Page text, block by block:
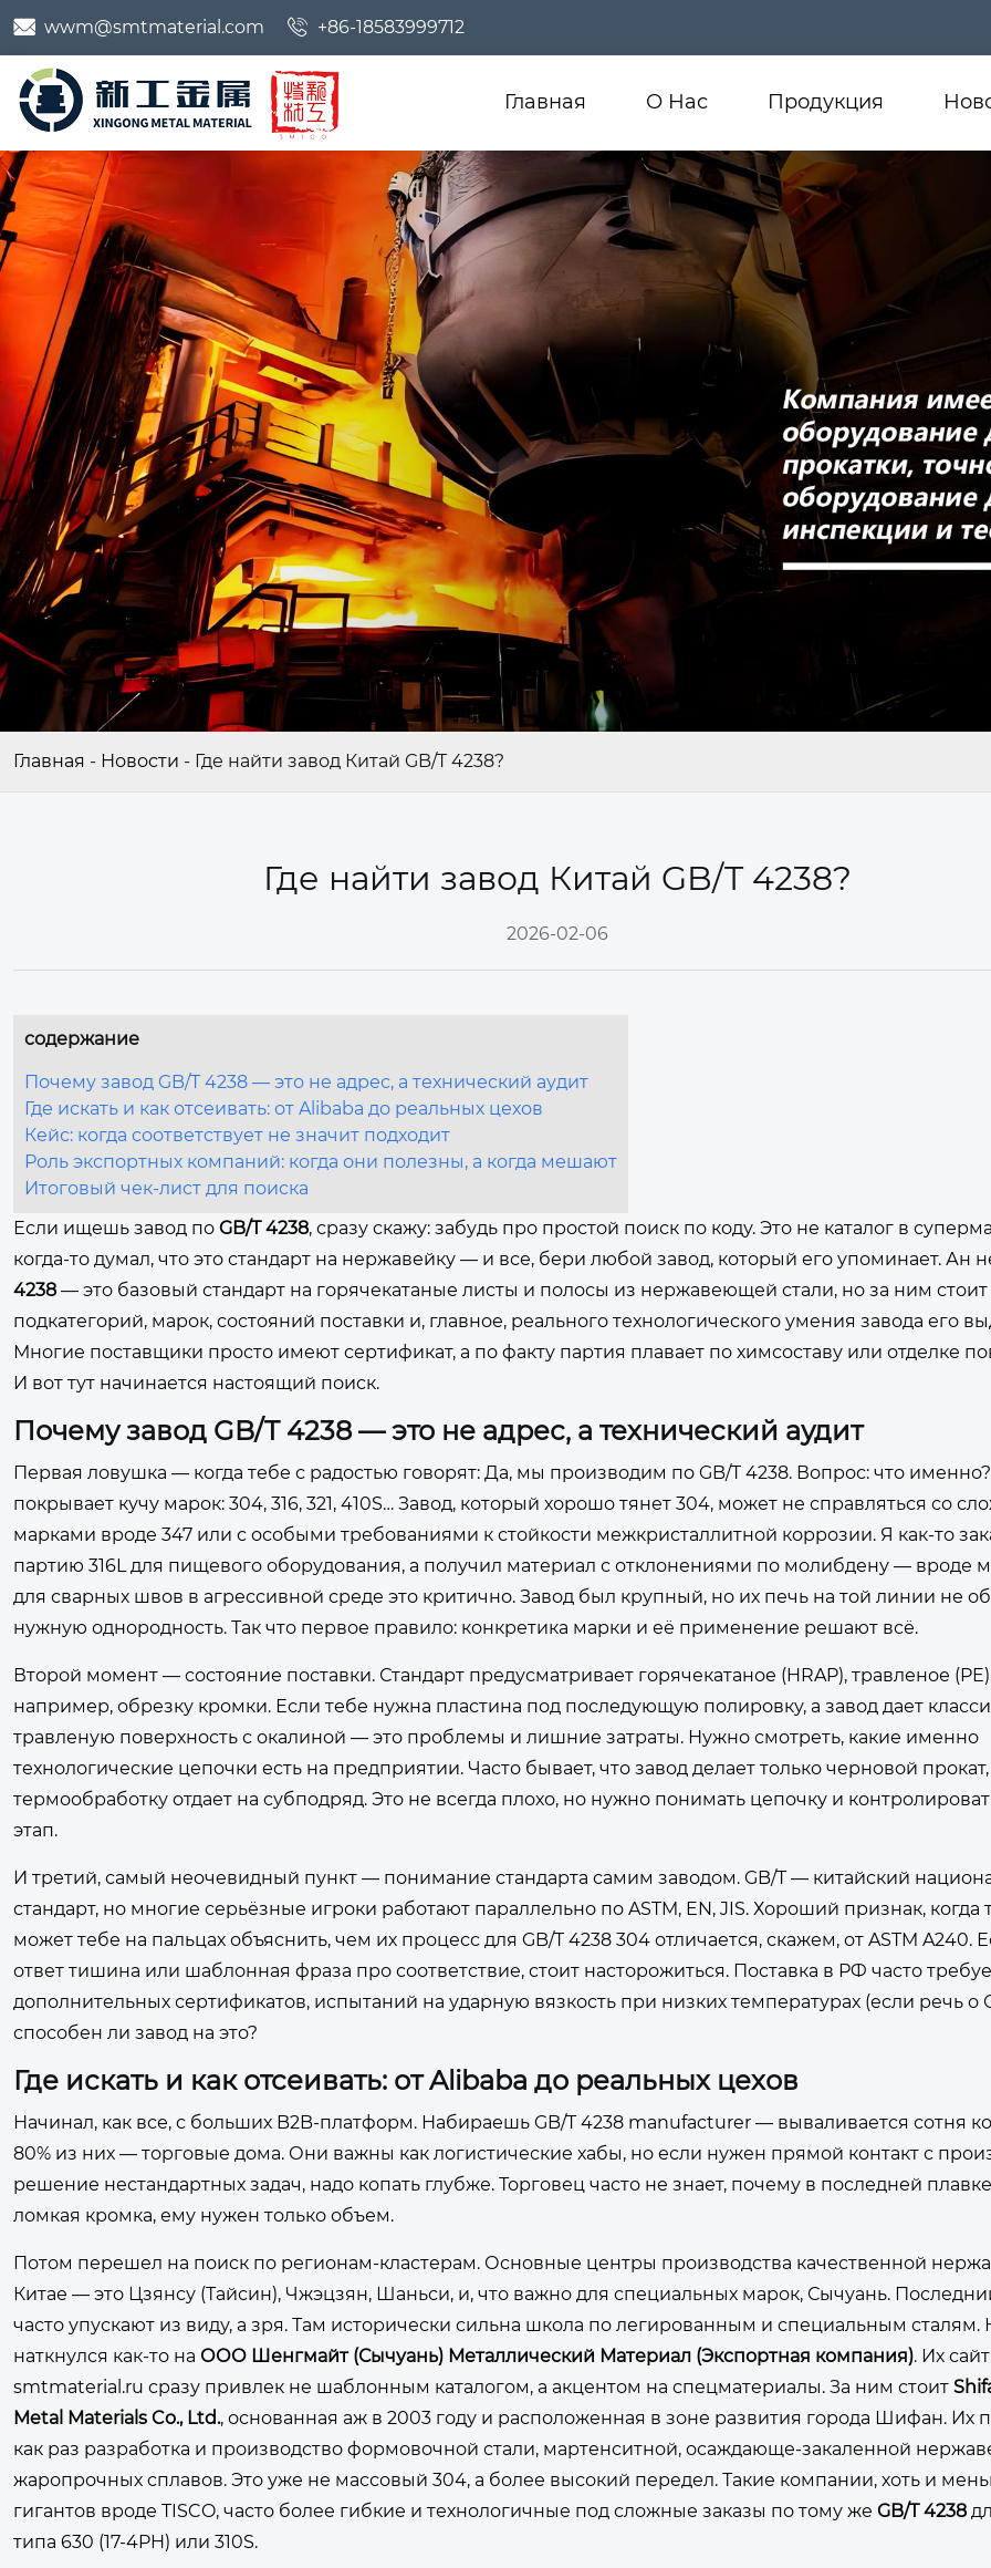
 wwm@smtmaterial.com  +86-18583999712
Главная О Нас Продукция
Главная - Новости - Где найти завод Китай GB/T 4238?
Где найти завод Китай GB/T 4238?
2026-02-06
содержание
Почему завод GB/T 4238 — это не адрес, а технический аудит
Где искать и как отсеивать: от Alibaba до реальных цехов
Кейс: когда соответствует не значит подходит
Роль экспортных компаний: когда они полезны, а когда мешают
Итоговый чек-лист для поиска
Если ищешь завод по GB/T 4238, сразу скажу: забудь про простой поиск по коду. Это не каталог в
когда-то думал, что это стандарт на нержавейку — и все, бери любой завод, который его упоминает. Ан
4238 — это базовый стандарт на горячекатаные листы и полосы из нержавеющей стали, но за ним стоит
подкатегорий, марок, состояний поставки и, главное, реального технологического умения завода его
Многие поставщики просто имеют сертификат, а по факту партия плавает по химсоставу или отделке
И вот тут начинается настоящий поиск.
Почему завод GB/T 4238 — это не адрес, а технический аудит
Первая ловушка — когда тебе с радостью говорят: Да, мы производим по GB/T 4238. Вопрос: что
покрывает кучу марок: 304, 316, 321, 410S… Завод, который хорошо тянет 304, может не справляться со
марками вроде 347 или с особыми требованиями к стойкости межкристаллитной коррозии. Я как-то
партию 316L для пищевого оборудования, а получил материал с отклонениями по молибдену — вроде
для сварных швов в агрессивной среде это критично. Завод был крупный, но их печь на той линии не
нужную однородность. Так что первое правило: конкретика марки и её применение решают всё.
Второй момент — состояние поставки. Стандарт предусматривает горячекатаное (HRAP), травленое
например, обрезку кромки. Если тебе нужна пластина под последующую полировку, а завод дает
травленую поверхность с окалиной — это проблемы и лишние затраты. Нужно смотреть, какие именно
технологические цепочки есть на предприятии. Часто бывает, что завод делает только черновой прокат,
термообработку отдает на субподряд. Это не всегда плохо, но нужно понимать цепочку и
этап.
И третий, самый неочевидный пункт — понимание стандарта самим заводом. GB/T — китайский
стандарт, но многие серьёзные игроки работают параллельно по ASTM, EN, JIS. Хороший признак, когда
может тебе на пальцах объяснить, чем их процесс для GB/T 4238 304 отличается, скажем, от ASTM A240.
ответ тишина или шаблонная фраза про соответствие, стоит насторожиться. Поставка в РФ часто
дополнительных сертификатов, испытаний на ударную вязкость при низких температурах (если речь о
способен ли завод на это?
Где искать и как отсеивать: от Alibaba до реальных цехов
Начинал, как все, с больших B2B-платформ. Набираешь GB/T 4238 manufacturer — вываливается сотня
80% из них — торговые дома. Они важны как логистические хабы, но если нужен прямой контакт с
решение нестандартных задач, надо копать глубже. Торговец часто не знает, почему в последней
ломкая кромка, ему нужен только объем.
Потом перешел на поиск по регионам-кластерам. Основные центры производства качественной
Китае — это Цзянсу (Тайсин), Чжэцзян, Шаньси, и, что важно для специальных марок, Сычуань.
часто упускают из виду, а зря. Там исторически сильна школа по легированным и специальным
наткнулся как-то на ООО Шенгмайт (Сычуань) Металлический Материал (Экспортная компания). Их сайт
smtmaterial.ru сразу привлек не шаблонным каталогом, а акцентом на спецматериалы. За ним стоит
Metal Materials Co., Ltd., основанная аж в 2003 году и расположенная в зоне развития города Шифан. Их
как раз разработка и производство формовочной стали, мартенситной, осаждающе-закаленной
жаропрочных сплавов. Это уже не массовый 304, а более высокий передел. Такие компании, хоть и
гигантов вроде TISCO, часто более гибкие и технологичные под сложные заказы по тому же GB/T 4238
типа 630 (17-4PH) или 310S.